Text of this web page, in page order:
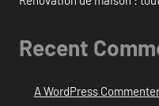
Recent
A WordPress Commenter